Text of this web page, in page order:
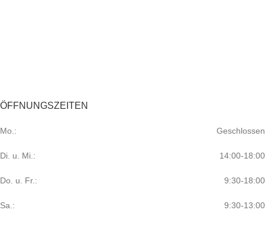
ÖFFNUNGSZEITEN
Mo.: Geschlossen
Di. u. Mi.: 14:00-18:00
Do. u. Fr.: 9:30-18:00
Sa.: 9:30-13:00